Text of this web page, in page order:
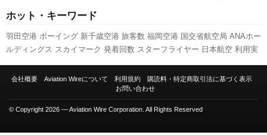
ホット・キーワード
羽田空港 ボーイング 新千歳空港 旅客数 福岡空港 国交省航空局 ANAホー
ルディングス スカイマーク 発着回数 スターフライヤー 日本航空 利用実
ントレア
関西空港 新路線 伊丹空港 全日空 客室乗務員 成田空港 エアバ
787 航空貨物
737NG 実績 LCC
会社概要 Aviation Wireについて 利用規約
購読料・特定商取引法に基づく表示
お問い合わせ
© Copyright 2026 — Aviation Wire Corporation. All Rights Reserved